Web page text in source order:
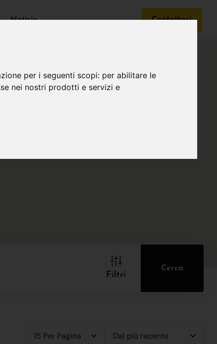
per i seguenti scopi: per abilitare le
nei nostri prodotti e servizi e
Notizie Contattaci
Filtri
Cerca
15 Per Pagina Dal più recente